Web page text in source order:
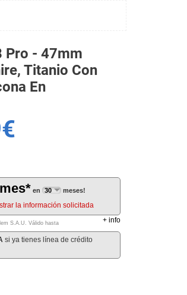
Pro - 47mm
Titanio Con
En
en meses!
la información solicitada
S.A.U. Válido hasta + info
si ya tienes línea de crédito